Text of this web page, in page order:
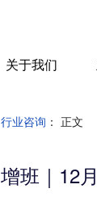
关于我们
行业咨询 ： 正文
增班｜12